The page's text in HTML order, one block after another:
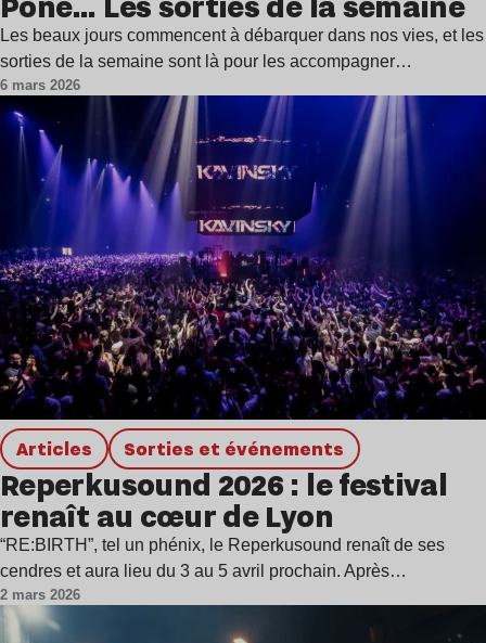
Les beaux jours commencent à débarquer dans nos vies, et les
sorties de la semaine sont là pour les accompagner…
6 mars 2026
Articles Sorties et événements
Reperkusound 2026 : le festival
renaît au cœur de Lyon
“RE:BIRTH”, tel un phénix, le Reperkusound renaît de ses
cendres et aura lieu du 3 au 5 avril prochain. Après…
2 mars 2026